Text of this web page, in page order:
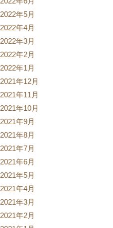
2022年5月
2022年4月
2022年3月
2022年2月
2022年1月
2021年12月
2021年11月
2021年10月
2021年9月
2021年8月
2021年7月
2021年6月
2021年5月
2021年4月
2021年3月
2021年2月